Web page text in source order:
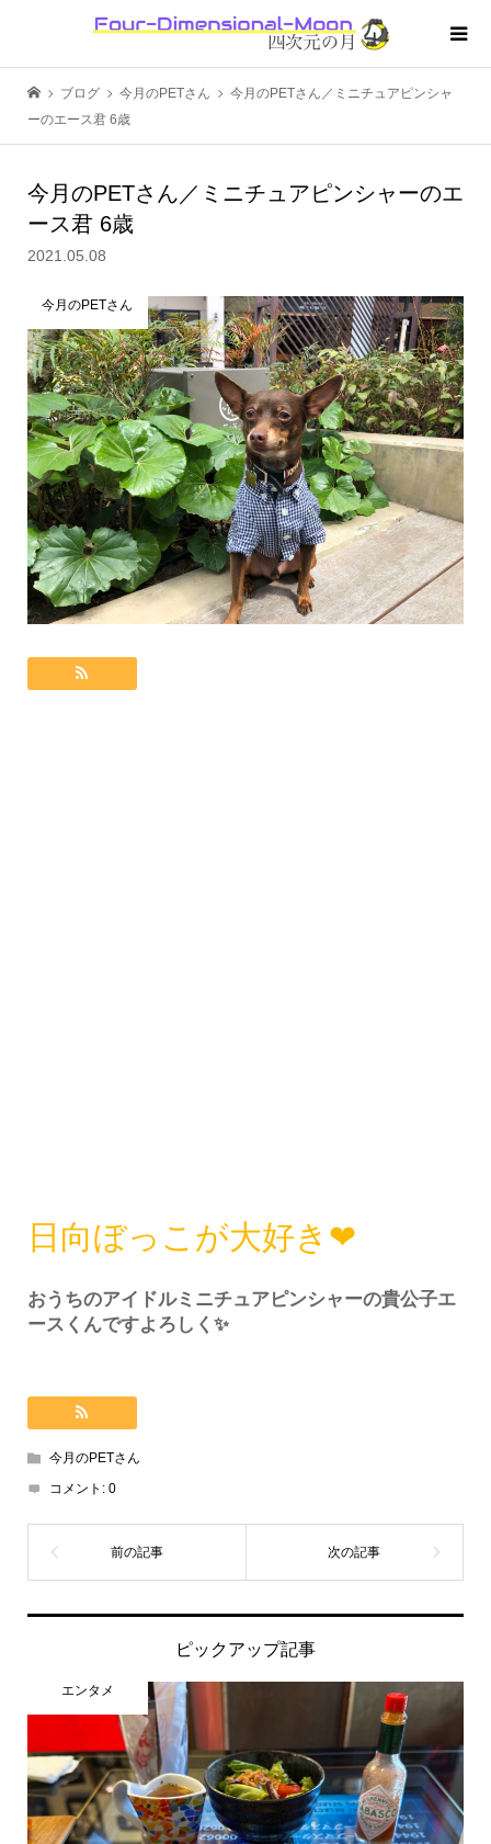
ブログ 今月のPETさん
今月のPETさん／ミニチュアピンシャ
ーのエース君 6歳
今月のPETさん／ミニチュアピンシャーのエ
ース君 6歳
2021.05.08
今月のPETさん
日向ぼっこが大好き❤
おうちのアイドルミニチュアピンシャーの貴公子エ
ースくんですよろしく✨
今月のPETさん
コメント: 0
ピックアップ記事
エンタメ